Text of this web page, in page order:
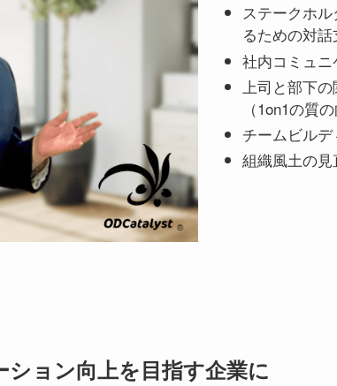
ステークホ
るための対話
社内コミュ
上司と部下
（1on1の質
チームビル
組織風土の
ョン向上を目指す企業に